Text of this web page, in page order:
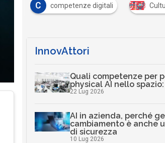
C competenze digitali
InnovAttori
Quali competenze per
physical AI nello
22 Lug 2026
AI in azienda, perché
cambiamento è anche
di sicurezza
10 Lug 2026